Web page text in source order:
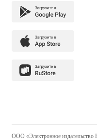
ООО «Электронное издательство